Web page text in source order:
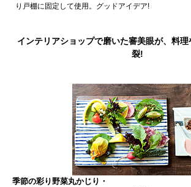
り戸棚に固定して使用。グッドアイデア!
インテリアショップで磨いた審美眼が、料
裂!
季節の彩り野菜丸かじり・